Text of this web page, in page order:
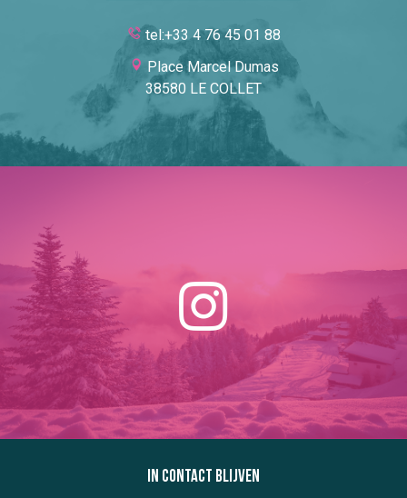
tel:+33 4 76 45 01 88
Place Marcel Dumas
38580 LE COLLET
In contact blijven